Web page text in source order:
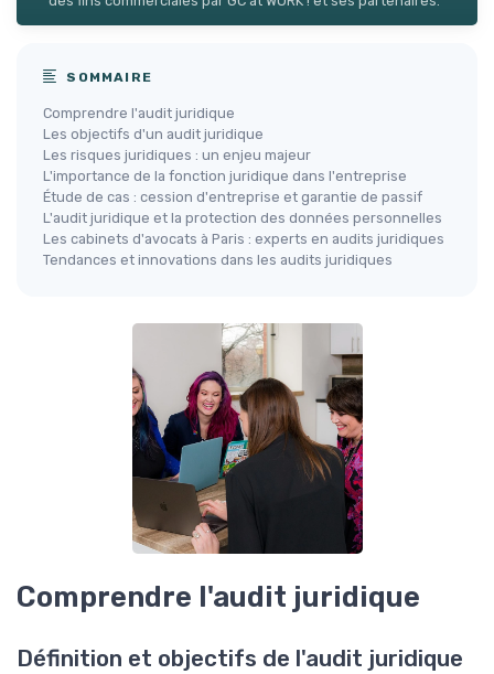
SOMMAIRE
Comprendre l'audit juridique
Les objectifs d'un audit juridique
Les risques juridiques : un enjeu majeur
L'importance de la fonction juridique dans l'entreprise
Étude de cas : cession d'entreprise et garantie de passif
L'audit juridique et la protection des données personnelles
Les cabinets d'avocats à Paris : experts en audits juridiques
Tendances et innovations dans les audits juridiques
Comprendre l'audit juridique
Définition et objectifs de l'audit juridique